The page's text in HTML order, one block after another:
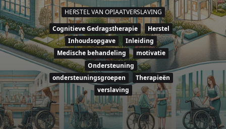
HERSTEL VAN OPIAATVERSLAVING
Cognitieve Gedragstherapie
Herstel
Inhoudsopgave
Inleiding
Medische behandeling
motivatie
Ondersteuning
ondersteuningsgroepen
Therapieën
verslaving